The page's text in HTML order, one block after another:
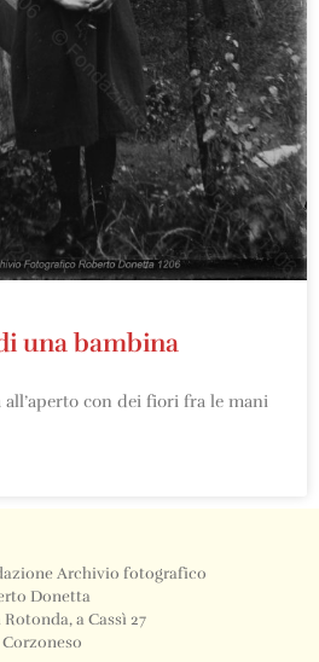
una bambina
con dei fiori fra le mani
Archivio fotografico
Donetta
Rotonda, a Cassì 27
Corzoneso